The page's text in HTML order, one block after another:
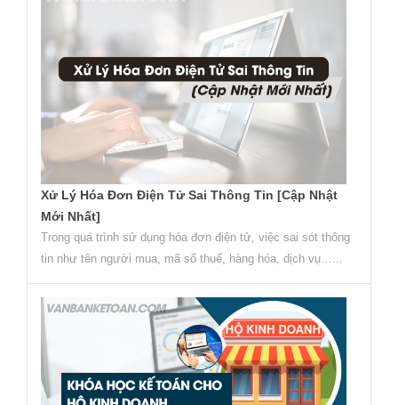
Xử Lý Hóa Đơn Điện Tử Sai Thông Tin [Cập Nhật
Mới Nhất]
Trong quá trình sử dụng hóa đơn điện tử, việc sai sót thông
tin như tên người mua, mã số thuế, hàng hóa, dịch vụ…...